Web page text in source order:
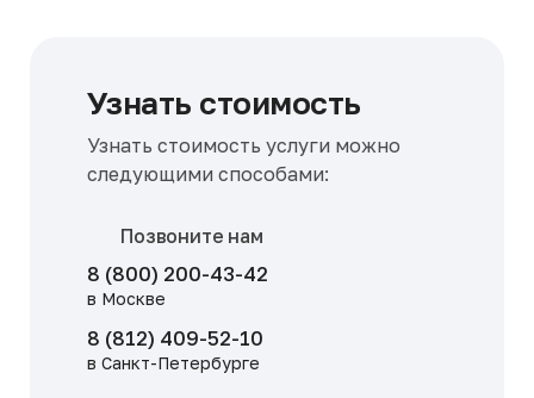
Узнать стоимость
Узнать стоимость услуги можно
следующими способами:
Позвоните нам
8 (800) 200-43-42
в Москве
8 (812) 409-52-10
в Санкт-Петербурге